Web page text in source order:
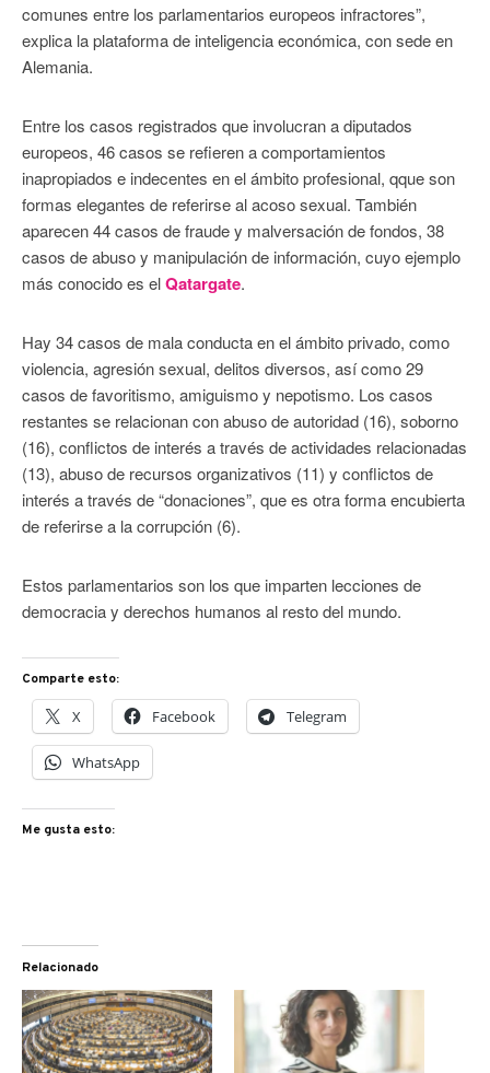
comunes entre los parlamentarios europeos infractores”,
explica la plataforma de inteligencia económica, con sede en
Alemania.
Entre los casos registrados que involucran a diputados
europeos, 46 casos se refieren a comportamientos
inapropiados e indecentes en el ámbito profesional, qque son
formas elegantes de referirse al acoso sexual. También
aparecen 44 casos de fraude y malversación de fondos, 38
casos de abuso y manipulación de información, cuyo ejemplo
más conocido es elQatargate.
Hay 34 casos de mala conducta en el ámbito privado, como
violencia, agresión sexual, delitos diversos, así como 29
casos de favoritismo, amiguismo y nepotismo. Los casos
restantes se relacionan con abuso de autoridad (16), soborno
(16), conflictos de interés a través de actividades relacionadas
(13), abuso de recursos organizativos (11) y conflictos de
interés a través de “donaciones”, que es otra forma encubierta
de referirse a la corrupción (6).
Estos parlamentarios son los que imparten lecciones de
democracia y derechos humanos al resto del mundo.
Comparte esto:
X Facebook Telegram
WhatsApp
Me gusta esto:
Relacionado